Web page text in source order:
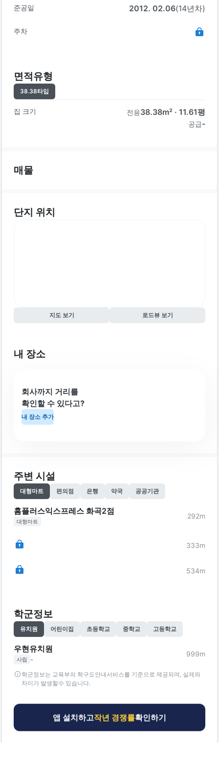
준공일 2012. 02.06(14년차)
주차
면적유형
38.38타입
집 크기 전용38.38m² · 11.61평
공급-
매물
단지 위치
지도 보기 로드뷰 보기
내 장소
회사까지 거리를
확인할 수 있다고?
내 장소 추가
주변 시설
대형마트 편의점 은행 약국 공공기관
홈플러스익스프레스 화곡2점
대형마트
292m
333m
534m
학군정보
유치원 어린이집 초등학교 중학교 고등학교
우현유치원
사립 -
999m
학군정보는 교육부의 학구도안내서비스를 기준으로 제공되며, 실제와
차이가 발생할수 있습니다.
앱 설치하고작년 경쟁률확인하기